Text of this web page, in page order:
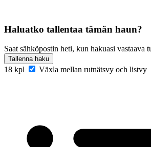
Haluatko tallentaa tämän haun?
Saat sähköpostin heti, kun hakuasi vastaava
Tallenna haku
18 kpl Växla mellan rutnätsvy och listvy